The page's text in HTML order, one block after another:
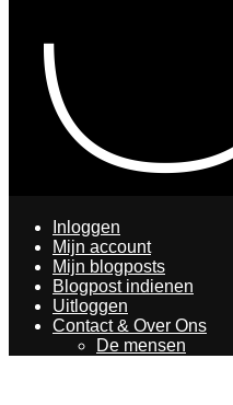
Inloggen
Mijn account
Mijn blogposts
Blogpost indienen
Uitloggen
Contact & Over Ons
De mensen